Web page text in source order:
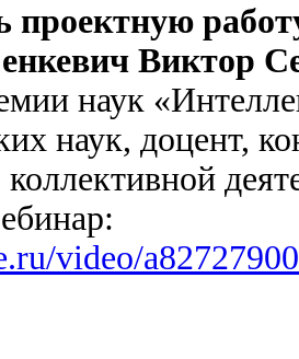
проектную
Виктор
наук
наук, доцент,
коллективной
video/